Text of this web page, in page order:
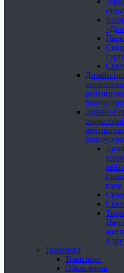
Парк
Дизайн-
Дизайн-
году
Транспорт
Транспорт
Объявления